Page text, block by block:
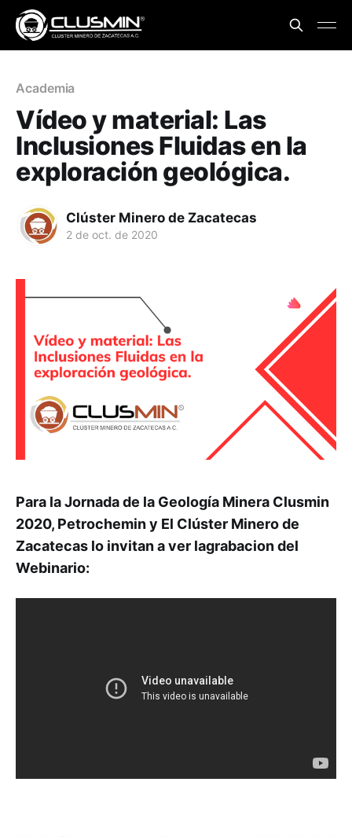
Academia
Vídeo y material: Las
Inclusiones Fluidas en la
exploración geológica.
Clúster Minero de Zacatecas
2 de oct. de 2020
Para la Jornada de la Geología Minera Clusmin
2020, Petrochemin y El Clúster Minero de
Zacatecas lo invitan a ver lagrabacion del
Webinario: